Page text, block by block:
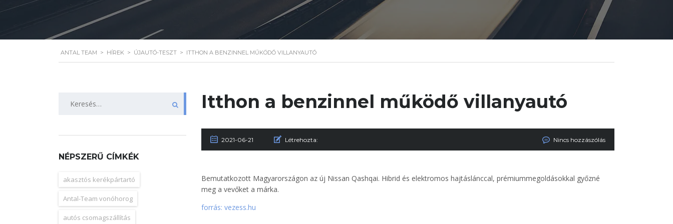
ANTAL TEAM > HÍREK > ÚJAUTÓ-TESZT > ITTHON A BENZINNEL MŰKÖDŐ VILLANYAUTÓ
Itthon a benzinnel működő villanyautó
2021-06-21 Létrehozta: Nincs hozzászólás
Bemutatkozott Magyarországon az új Nissan Qashqai. Hibrid és elektromos hajtáslánccal, prémiummegoldásokkal győzné
meg a vevőket a márka.
forrás: vezess.hu
NÉPSZERŰ CÍMKÉK
akasztós kerékpártartó
Antal-Team vonóhorog
autós csomagszállítás